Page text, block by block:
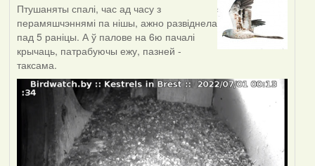
Птушаняты спалі, час ад часу з
перамяшчэннямі па нішы, ажно развіднела
пад 5 раніцы. А ў палове на 6ю пачалі
крычаць, патрабуючы ежу, пазней -
таксама.